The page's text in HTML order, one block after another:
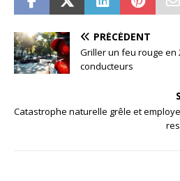
PRÉCÉDENT
Griller un feu rouge en
conducteurs
Catastrophe naturelle grêle et